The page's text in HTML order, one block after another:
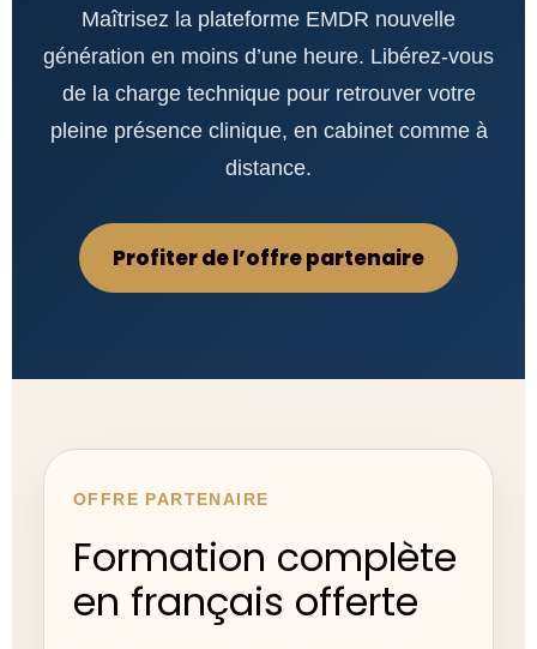
Maîtrisez la plateforme EMDR nouvelle
génération en moins d’une heure. Libérez-vous
de la charge technique pour retrouver votre
pleine présence clinique, en cabinet comme à
distance.
Profiter de l’offre partenaire
OFFRE PARTENAIRE
Formation complète
en français offerte